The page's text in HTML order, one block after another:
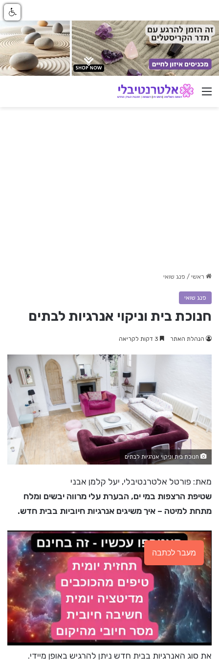
ניווט באתר
ראשי / פנג שואי
פנג שואי
חנוכת בית וניקוי אנרגיות לבתים
הנהלת האתר
חנוכת בית וניקוי אנרגיות לבתים
מאת: פורטל אלטרנטיבלי, יעל קלמן אבני
שטיפת הרצפות במי ים, הבערת עלי מרווה יבשים ומלח
מתחת למיטה – איך משיגים אנרגיות חיוביות בבית חדש.
מעבר לכתבה
את סוג האנרגיות בבית חדש ניתן להרגיש באופן מיידי.